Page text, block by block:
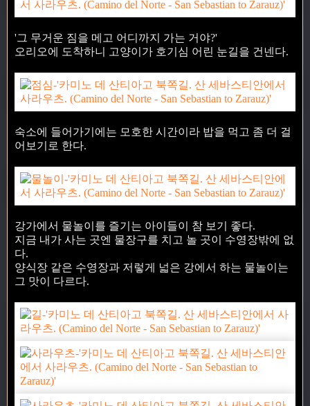
'그 무거운 짐을 메고 어디까지 가는 거야?'
오리오에 도착하니 고양이가 호기심 어린 눈길을 건넨다.
숙소에 들어가기에는 모호한 시간이라 밥을 먹고 좀 더 걸
어보기로 한다.
강가에서 물놀이를 즐기는 아이들이 참 보기 좋다.
지금 내가 사는 곳엔 물장구를 치고 놀 곳이 수영장밖에 없
다.
양식장 같은 수영장과 저렇게 넓은 강에서 하는 물놀이는
그 맛이 다르다.